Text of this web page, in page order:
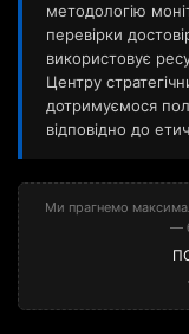
методологію
перевірки
використовує
Центру
дотримуємося
відповідно до
Ми прагнемо
—